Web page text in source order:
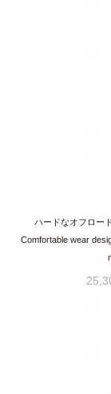
ハードなオフロー
Comfortable wear